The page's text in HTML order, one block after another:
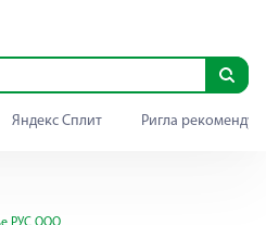
Яндекс Сплит Ригла